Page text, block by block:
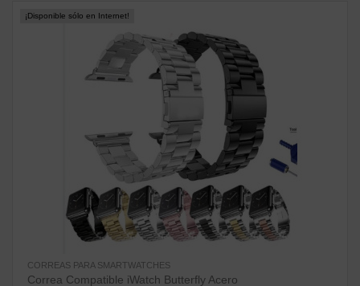
¡Disponible sólo en Internet!
CORREAS PARA SMARTWATCHES
Correa Compatible iWatch Butterfly Acero